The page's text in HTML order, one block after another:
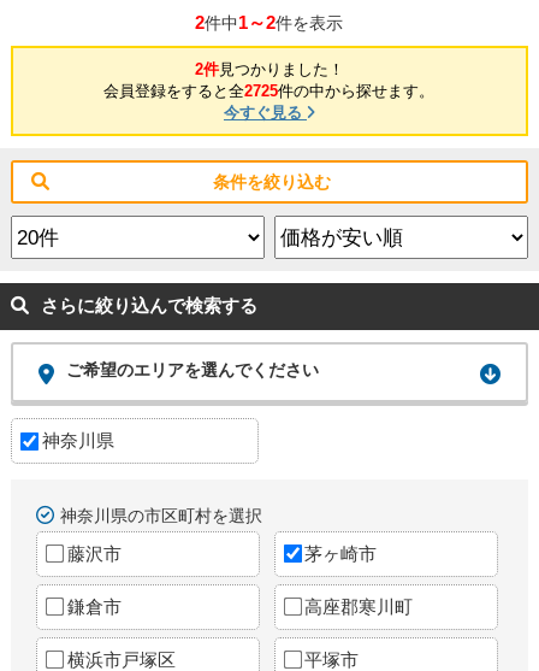
2件中1～2件を表示
2件見つかりました！
会員登録をすると全2725件の中から探せます。
今すぐ見る
条件を絞り込む
さらに絞り込んで検索する
ご希望のエリアを選んでください
神奈川県
神奈川県の市区町村を選択
藤沢市 茅ヶ崎市
鎌倉市 高座郡寒川町
横浜市戸塚区 平塚市